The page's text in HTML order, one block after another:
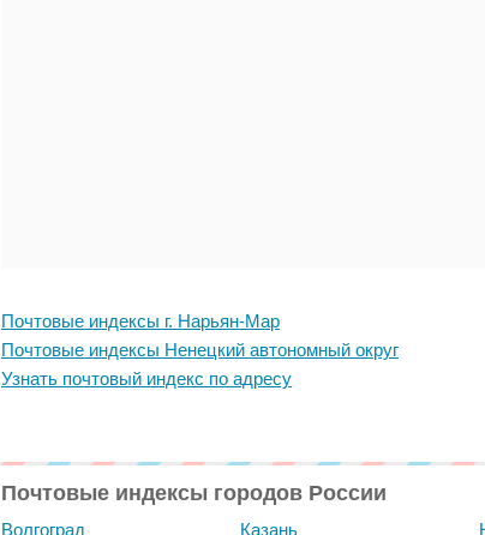
Почтовые индексы г. Нарьян-Мар
Почтовые индексы Ненецкий автономный округ
Узнать почтовый индекс по адресу
Почтовые индексы городов России
Волгоград Казань